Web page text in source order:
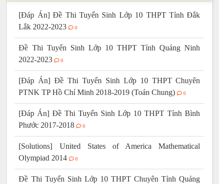
[Đáp Án] Đề Thi Tuyển Sinh Lớp 10 THPT Tỉnh Đắk
Lắk 2022-2023
0
Đề Thi Tuyển Sinh Lớp 10 THPT Tỉnh Quảng Ninh
2022-2023
0
[Đáp Án] Đề Thi Tuyển Sinh Lớp 10 THPT Chuyên
PTNK TP Hồ Chí Minh 2018-2019 (Toán Chung)
0
[Đáp Án] Đề Thi Tuyển Sinh Lớp 10 THPT Tỉnh Bình
Phước 2017-2018
0
[Solutions] United States of America Mathematical
Olympiad 2014
0
Đề Thi Tuyển Sinh Lớp 10 THPT Chuyên Tỉnh Quảng